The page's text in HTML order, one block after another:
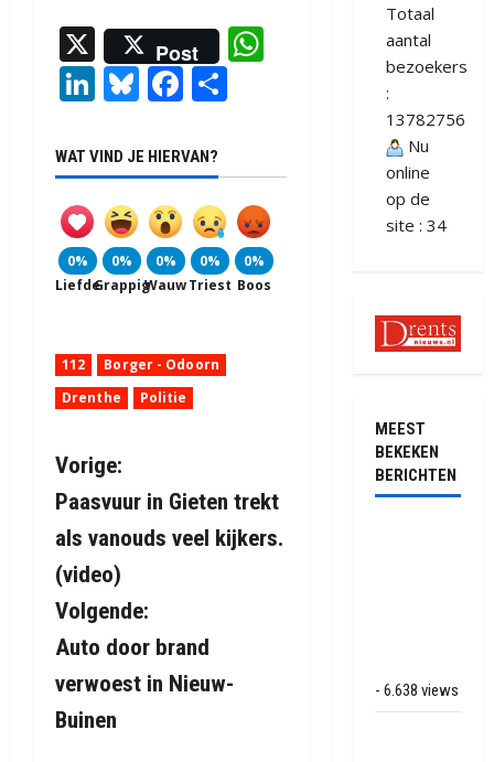
X Post
WhatsApp
LinkedIn
Bluesky
Facebook
WAT VIND JE HIERVAN?
0%
Liefde
0%
Grappig
0%
Wauw
0%
Triest
0%
Boos
112
Borger - Odoorn
Drenthe
Politie
B
e
r
i
c
h
Vorige:
Paasvuur in Gieten trekt
als vanouds veel kijkers.
(video)
Volgende:
Auto door brand
verwoest in Nieuw-
Buinen
Totaal
aantal
bezoekers
:
13782756
Nu
online
op de
site : 34
MEEST
BEKEKEN
BERICHTEN
- 6.638 views